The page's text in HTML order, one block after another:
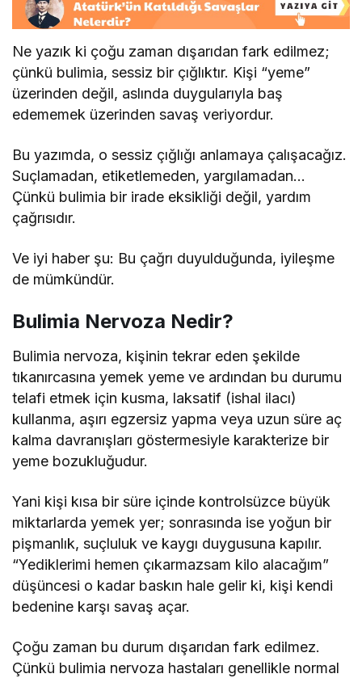
Ne yazık ki çoğu zaman dışarıdan fark edilmez;
çünkü bulimia, sessiz bir çığlıktır. Kişi “yeme”
üzerinden değil, aslında duygularıyla baş
edememek üzerinden savaş veriyordur.
Bu yazımda, o sessiz çığlığı anlamaya çalışacağız.
Suçlamadan, etiketlemeden, yargılamadan…
Çünkü bulimia bir irade eksikliği değil, yardım
çağrısıdır.
Ve iyi haber şu: Bu çağrı duyulduğunda, iyileşme
de mümkündür.
Bulimia Nervoza Nedir?
Bulimia nervoza, kişinin tekrar eden şekilde
tıkanırcasına yemek yeme ve ardından bu durumu
telafi etmek için kusma, laksatif (ishal ilacı)
kullanma, aşırı egzersiz yapma veya uzun süre aç
kalma davranışları göstermesiyle karakterize bir
yeme bozukluğudur.
Yani kişi kısa bir süre içinde kontrolsüzce büyük
miktarlarda yemek yer; sonrasında ise yoğun bir
pişmanlık, suçluluk ve kaygı duygusuna kapılır.
“Yediklerimi hemen çıkarmazsam kilo alacağım”
düşüncesi o kadar baskın hale gelir ki, kişi kendi
bedenine karşı savaş açar.
Çoğu zaman bu durum dışarıdan fark edilmez.
Çünkü bulimia nervoza hastaları genellikle normal